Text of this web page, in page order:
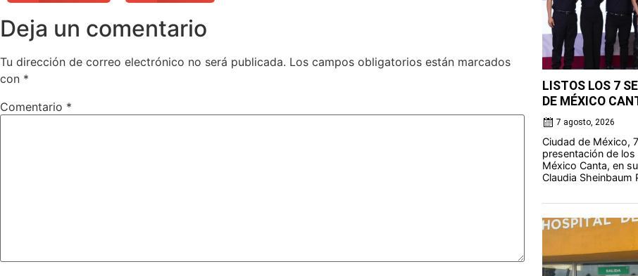
Deja un comentario
Tu dirección de correo electrónico no será publicada. Los campos obligatorios están marcados
con *
Comentario *
LISTOS LOS 7
DE MÉXICO
7 agosto, 2026
Ciudad de México,
presentación de
México Canta, en
Claudia Sheinbaum